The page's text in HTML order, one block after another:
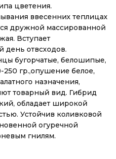
цветения.
ввесенних теплицах
дружной массированной
Вступает
день отвсходов.
бугорчатые, белошипые,
250 гр.,опушение белое,
назначения,
товарный вид. Гибрид
обладает широкой
Устойчив коливковой
огуречной
гнилям.